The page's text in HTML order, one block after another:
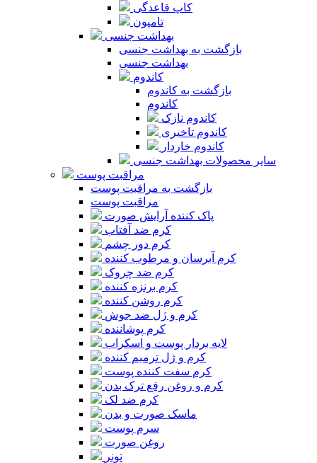
کاپ قاعدگی
تامپون
بهداشت جنسی
بازگشت به بهداشت جنسی
بهداشت جنسی
کاندوم
بازگشت به کاندوم
کاندوم
کاندوم نازک
کاندوم تاخیری
کاندوم خاردار
سایر محصولات بهداشت جنسی
مراقبت پوست
بازگشت به مراقبت پوست
مراقبت پوست
پاک کننده آرایش صورت
کرم ضد آفتاب
کرم دور چشم
کرم آبرسان و مرطوب کننده
کرم ضد چروک
کرم برنزه کننده
کرم روشن کننده
کرم و ژل ضد جوش
کرم پوشاننده
لایه بردار پوست و اسکراب
کرم و ژل ترمیم کننده
کرم سفت کننده پوست
کرم و روغن رفع ترک بدن
کرم ضد لک
ماسک صورت و بدن
سرم پوست
روغن صورت
تونر